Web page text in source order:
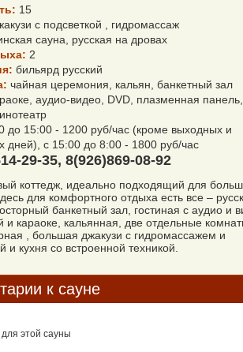
15
с подсветкой , гидромассаж
сауна, русская на дровах
2
бильярд русский
чайная церемония, кальян, банкетный зал
аудио-видео, DVD, плазменная панель,
до 15:00 - 1200 руб/час (кроме выходных и
дней), с 15:00 до 8:00 - 1800 руб/час
29-35, 8(926)869-08-92
коттедж, идеально подходящий для
для комфортного отдыха есть все –
банкетный зал, гостиная с аудио и
и караоке, кальянная, две отдельные
, большая джакузи с гидромассажем и
и кухня со встроенной техникой.
к сауне
этой сауны